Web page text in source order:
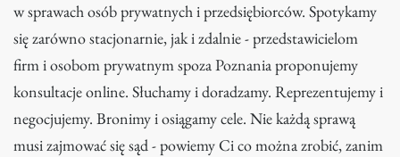
w sprawach osób prywatnych i przedsiębiorców. Spotykamy
się zarówno stacjonarnie, jak i zdalnie - przedstawicielom
firm i osobom prywatnym spoza Poznania proponujemy
konsultacje online. Słuchamy i doradzamy. Reprezentujemy i
negocjujemy. Bronimy i osiągamy cele. Nie każdą sprawą
musi zajmować się sąd - powiemy Ci co można zrobić, zanim